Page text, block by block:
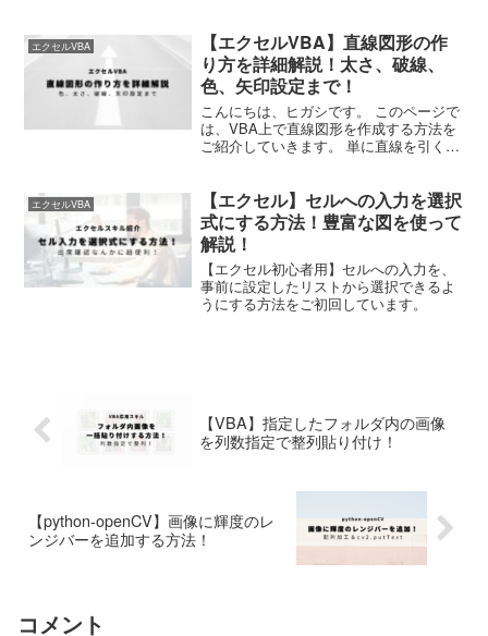
っています。 一度作っておくと非常に便
利なので、ぜひご活用...
エクセルVBA
【エクセルVBA】直線図形の作
り方を詳細解説！太さ、破線、
色、矢印設定まで！
こんにちは、ヒガシです。 このページで
は、VBA上で直線図形を作成する方法を
ご紹介していきます。 単に直線を引くだ
設定できるようにしてあります。 それで
はさっそくやって...
エクセルVBA
【エクセル】セルへの入力を選択
式にする方法！豊富な図を使って
解説！
【エクセル初心者用】セルへの入力を、
事前に設定したリストから選択できるよ
うにする方法をご初回しています。
【VBA】指定したフォルダ内の画像
を列数指定で整列貼り付け！
【python-openCV】画像に輝度のレ
ンジバーを追加する方法！
コメント